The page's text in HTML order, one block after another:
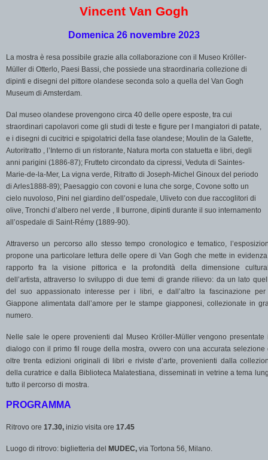
Vincent Van Gogh
Domenica 26 novembre 2023
La mostra è resa possibile grazie alla collaborazione con il Museo Kröller-
Müller di Otterlo, Paesi Bassi, che possiede una straordinaria collezione di
dipinti e disegni del pittore olandese seconda solo a quella del Van Gogh
Museum di Amsterdam.
Dal museo olandese provengono circa 40 delle opere esposte, tra cui
straordinari capolavori come gli studi di teste e figure per I mangiatori di patate,
e i disegni di cucitrici e spigolatrici della fase olandese; Moulin de la Galette,
Autoritratto , l’Interno di un ristorante, Natura morta con statuetta e libri, degli
anni parigini (1886-87); Frutteto circondato da cipressi, Veduta di Saintes-
Marie-de-la-Mer, La vigna verde, Ritratto di Joseph-Michel Ginoux del periodo
di Arles1888-89); Paesaggio con covoni e luna che sorge, Covone sotto un
cielo nuvoloso, Pini nel giardino dell’ospedale, Uliveto con due raccoglitori di
olive, Tronchi d’albero nel verde , Il burrone, dipinti durante il suo internamento
all’ospedale di Saint-Rémy (1889-90).
Attraverso un percorso allo stesso tempo cronologico e tematico,
propone una particolare lettura delle opere di Van Gogh che mette in
rapporto fra la visione pittorica e la profondità della dimensione
dell’artista, attraverso lo sviluppo di due temi di grande rilievo: da un lato
del suo appassionato interesse per i libri, e dall’altro la fascinazione
Giappone alimentata dall’amore per le stampe giapponesi, collezionate in
numero.
Nelle sale le opere provenienti dal Museo Kröller-Müller vengono presentate
dialogo con il primo fil rouge della mostra, ovvero con una accurata selezione
oltre trenta edizioni originali di libri e riviste d’arte, provenienti dalla
della curatrice e dalla Biblioteca Malatestiana, disseminati in vetrine a tema
tutto il percorso di mostra.
PROGRAMMA
Ritrovo ore 17.30, inizio visita ore 17.45
Luogo di ritrovo: biglietteria del MUDEC, via Tortona 56, Milano.